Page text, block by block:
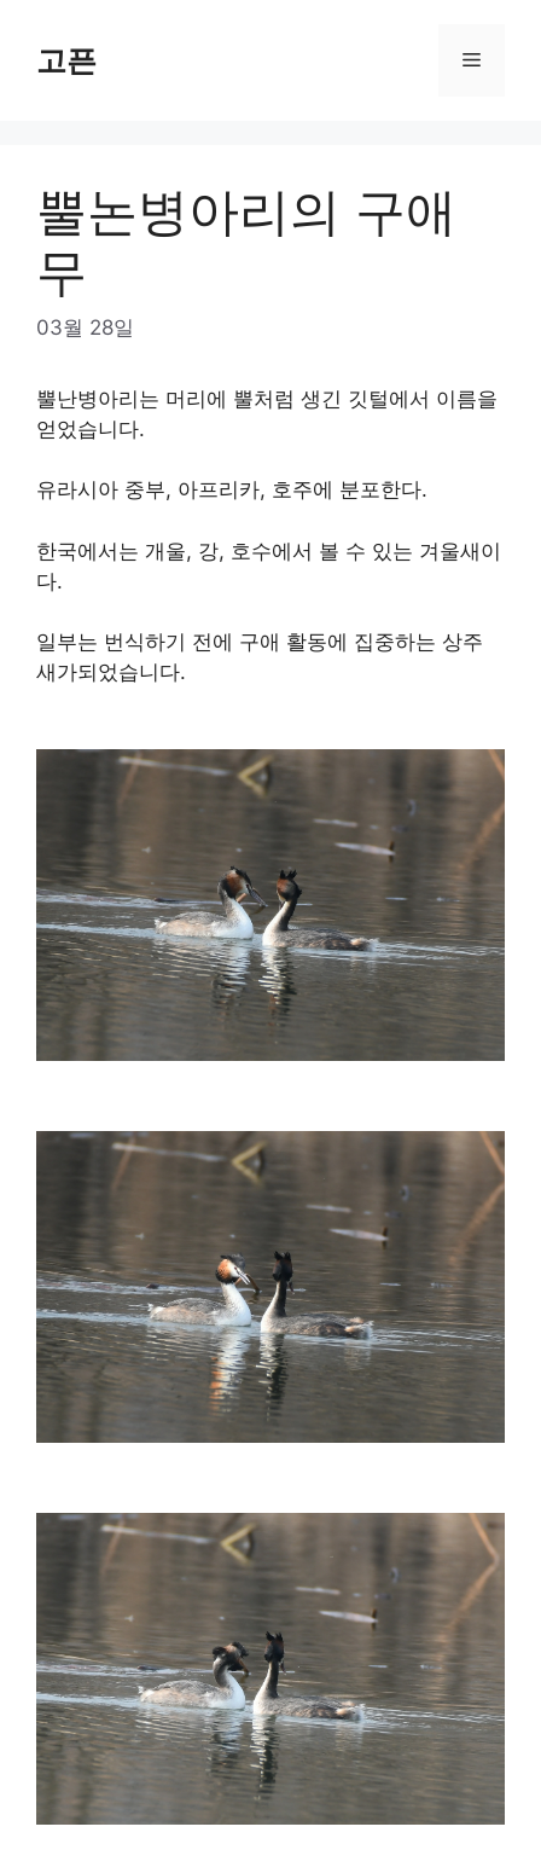
content
고픈 Menu
뿔논병아리의 구애
무
03월 28일
뿔난병아리는 머리에 뿔처럼 생긴 깃털에서 이름을
얻었습니다.
유라시아 중부, 아프리카, 호주에 분포한다.
한국에서는 개울, 강, 호수에서 볼 수 있는 겨울새이
다.
일부는 번식하기 전에 구애 활동에 집중하는 상주
새가되었습니다.